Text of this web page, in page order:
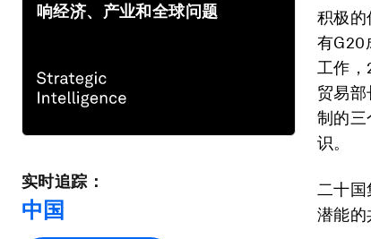
响经济、产业和全球问题
实时追踪：
中国
积极的
有G20
工作
贸易
制的三
识。
二十
潜能的